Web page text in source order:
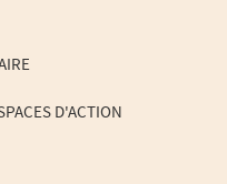
D'ACTION